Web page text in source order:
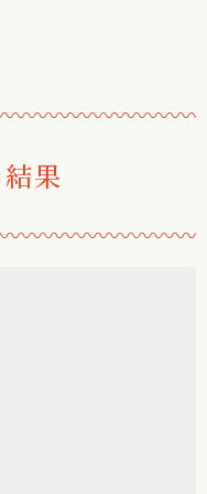
〰〰〰〰〰〰〰〰
果
〰〰〰〰〰〰〰〰